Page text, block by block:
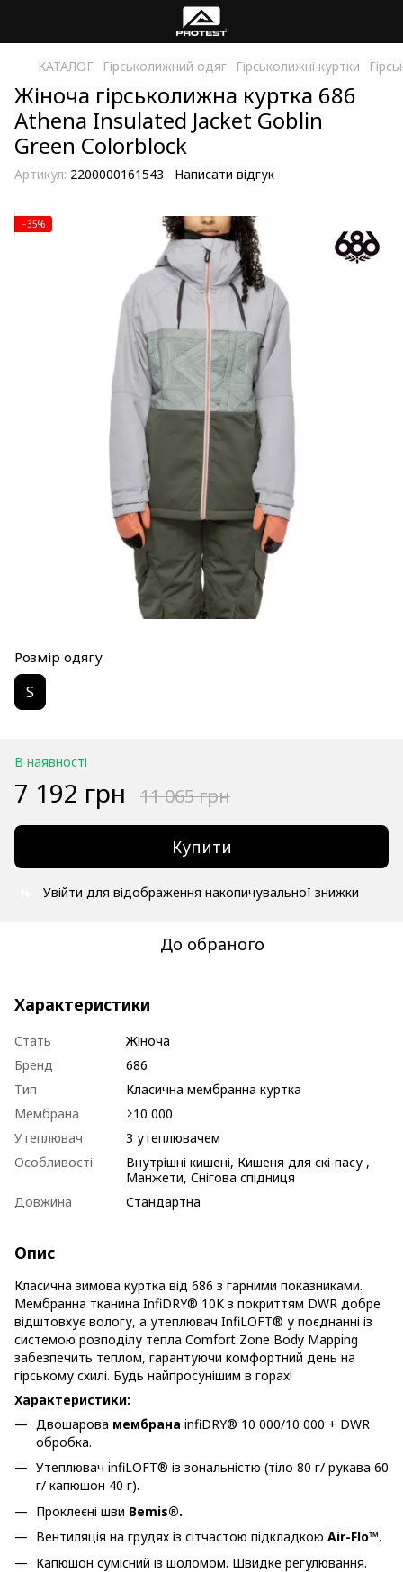
КАТАЛОГ Гірськолижний одяг Гірськолижні куртки
Жіноча гірськолижна куртка 686
Athena Insulated Jacket Goblin
Green Colorblock
Артикул: 2200000161543 Написати відгук
−35%
Розмір одягу
S
В наявності
7 192 грн 11 065 грн
Купити
Увійти для відображення накопичувальної знижки
До обраного
Характеристики
Стать
Жіноча
Бренд
686
Тип
Класична мембранна куртка
Мембрана
≥10 000
Утеплювач
З утеплювачем
Особливості
Внутрішні кишені, Кишеня для скі-пасу ,
Манжети, Снігова спідниця
Довжина
Стандартна
Опис
Класична зимова куртка від 686 з гарними показниками.
Мембранна тканина InfiDRY® 10K з покриттям DWR добре
відштовхує вологу, а утеплювач InfiLOFT® у поєднанні із
системою розподілу тепла Comfort Zone Body Mapping
забезпечить теплом, гарантуючи комфортний день на
гірському схилі. Будь найпросунішим в горах!
Характеристики:
Двошарова мембрана infiDRY® 10 000/10 000 + DWR
обробка.
Утеплювач infiLOFT® із зональністю (тіло 80 г/ рукава 60
г/ капюшон 40 г).
Проклеєні шви Bemis®.
Вентиляція на грудях із сітчастою підкладкою Air-Flo™.
Капюшон сумісний із шоломом. Швидке регулювання.